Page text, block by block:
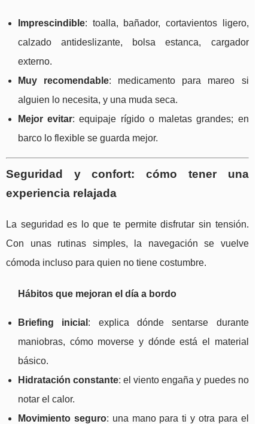
Imprescindible: toalla, bañador, cortavientos ligero,
calzado antideslizante, bolsa estanca, cargador
externo.
Muy recomendable: medicamento para mareo si
alguien lo necesita, y una muda seca.
Mejor evitar: equipaje rígido o maletas grandes; en
barco lo flexible se guarda mejor.
Seguridad y confort: cómo tener una
experiencia relajada
La seguridad es lo que te permite disfrutar sin tensión.
Con unas rutinas simples, la navegación se vuelve
cómoda incluso para quien no tiene costumbre.
Hábitos que mejoran el día a bordo
Briefing inicial : explica dónde sentarse durante
maniobras, cómo moverse y dónde está el material
básico.
Hidratación constante: el viento engaña y puedes no
notar el calor.
Movimiento seguro: una mano para ti y otra para el